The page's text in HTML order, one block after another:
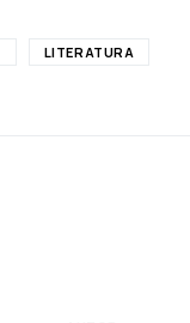
LITERATURA